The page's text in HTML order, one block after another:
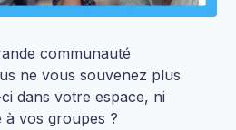
communauté
ne vous souvenez plus
dans votre espace, ni
vos groupes ?